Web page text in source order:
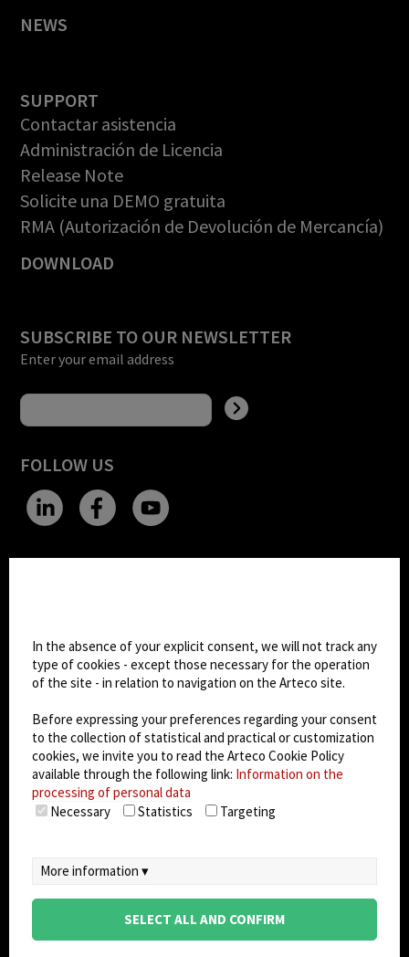
NEWS
SUPPORT
Contactar asistencia
Administración de Licencia
Release Note
Solicite una DEMO gratuita
RMA (Autorización de Devolución de Mercancía)
DOWNLOAD
SUBSCRIBE TO OUR NEWSLETTER
Enter your email address
FOLLOW US
Dark Mode
© 2026Arteco srl - Società soggetta a direzione
socio unico)
Partita IVA: 02814270399 - Sede Legale: Via Pana
180, 48018 Faenza (RA) Italy - REA: RA - 261533 -
Capitale sociale sottoscritto: €100.000,00
privacy-cookie policy- EULA/DPA
In the absence of your explicit consent, we will not track any
type of cookies - except those necessary for the operation
of the site - in relation to navigation on the Arteco site.
Before expressing your preferences regarding your consent
to the collection of statistical and practical or customization
cookies, we invite you to read the Arteco Cookie Policy
available through the following link: Information on the
processing of personal data
Necessary
Statistics Targeting
More information ▾
SELECT ALL AND CONFIRM